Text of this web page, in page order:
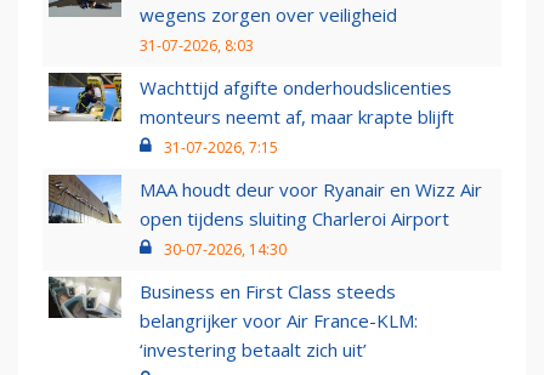
wegens zorgen over veiligheid
31-07-2026, 8:03
Wachttijd afgifte onderhoudslicenties
monteurs neemt af, maar krapte blijft
31-07-2026, 7:15
MAA houdt deur voor Ryanair en Wizz Air
open tijdens sluiting Charleroi Airport
30-07-2026, 14:30
Business en First Class steeds
belangrijker voor Air France-KLM:
‘investering betaalt zich uit’